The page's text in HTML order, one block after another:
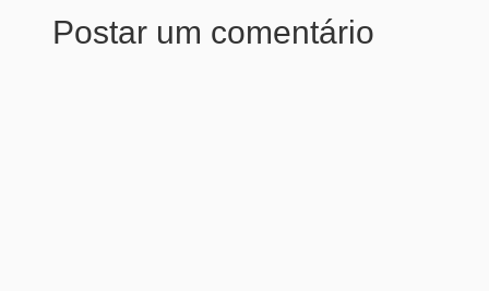
Postar um comentário